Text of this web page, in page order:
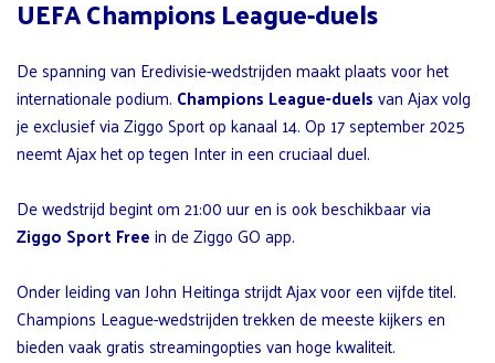
UEFA Champions League-duels
De spanning van Eredivisie-wedstrijden maakt plaats voor het
internationale podium. Champions League-duelsvan Ajax volg
je exclusief via Ziggo Sport op kanaal 14. Op 17 september 2025
neemt Ajax het op tegen Inter in een cruciaal duel.
De wedstrijd begint om 21:00 uur en is ook beschikbaar via
Ziggo Sport Freein de Ziggo GO app.
Onder leiding van John Heitinga strijdt Ajax voor een vijfde titel.
Champions League-wedstrijden trekken de meeste kijkers en
bieden vaak gratis streamingopties van hoge kwaliteit.